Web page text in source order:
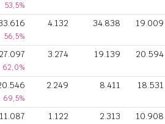
53,5%
56,5%
4.132 34.838 19.009
27.097
62,0%
3.274 19.139 20.594
69,5%
2.249 8.411 18.531
11.087 1.122 2.313 10.908